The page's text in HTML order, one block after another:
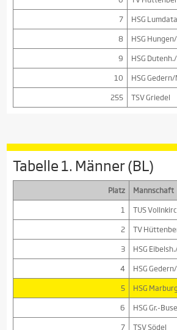
7
HSG
8
HSG
9
HSG
10
HSG Gedern/
255
TSV Griedel
Tabelle 1. Männer (BL)
Platz Mannschaft
1
TUS
2
TV
3
HSG
4
HSG
5
HSG Marburg
6
HSG Gr.-
7
TSV Södel